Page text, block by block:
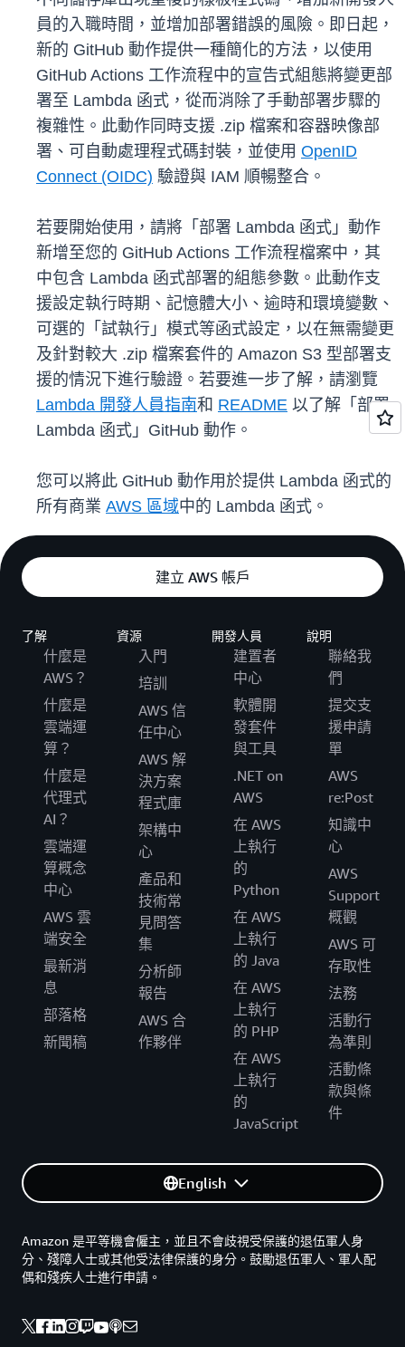
員的入職時間，並增加部署錯誤的風險。即日起，
新的 GitHub 動作提供一種簡化的方法，以使用
GitHub Actions 工作流程中的宣告式組態將變更部
署至 Lambda 函式，從而消除了手動部署步驟的
複雜性。此動作同時支援 .zip 檔案和容器映像部
署、可自動處理程式碼封裝，並使用 OpenID
Connect (OIDC) 驗證與 IAM 順暢整合。
若要開始使用，請將「部署 Lambda 函式」動作
新增至您的 GitHub Actions 工作流程檔案中，其
中包含 Lambda 函式部署的組態參數。此動作支
援設定執行時期、記憶體大小、逾時和環境變數、
可選的「試執行」模式等函式設定，以在無需變更
及針對較大 .zip 檔案套件的 Amazon S3 型部署支
援的情況下進行驗證。若要進一步了解，請瀏覽
Lambda 開發人員指南和 README 以了解「部署
Lambda 函式」GitHub 動作。
您可以將此 GitHub 動作用於提供 Lambda 函式的
所有商業 AWS 區域中的 Lambda 函式。
建立 AWS 帳戶
了解
什麼是
AWS？
什麼是
雲端運
算？
什麼是
代理式
AI？
雲端運
算概念
中心
AWS 雲
端安全
最新消
息
部落格
新聞稿
資源
入門
培訓
AWS 信
任中心
AWS 解
決方案
程式庫
架構中
心
產品和
技術常
見問答
集
分析師
報告
AWS 合
作夥伴
開發人員
建置者
中心
軟體開
發套件
與工具
.NET on
AWS
在 AWS
上執行
的
Python
在 AWS
上執行
的 Java
在 AWS
上執行
的 PHP
在 AWS
上執行
的
JavaScript
說明
聯絡我
們
提交支
援申請
單
AWS
re:Post
知識中
心
AWS
Support
概觀
AWS 可
存取性
法務
活動行
為準則
活動條
款與條
件
English
Amazon 是平等機會僱主，並且不會歧視受保護的退伍軍人身
分、殘障人士或其他受法律保護的身分。鼓勵退伍軍人、軍人配
偶和殘疾人士進行申請。